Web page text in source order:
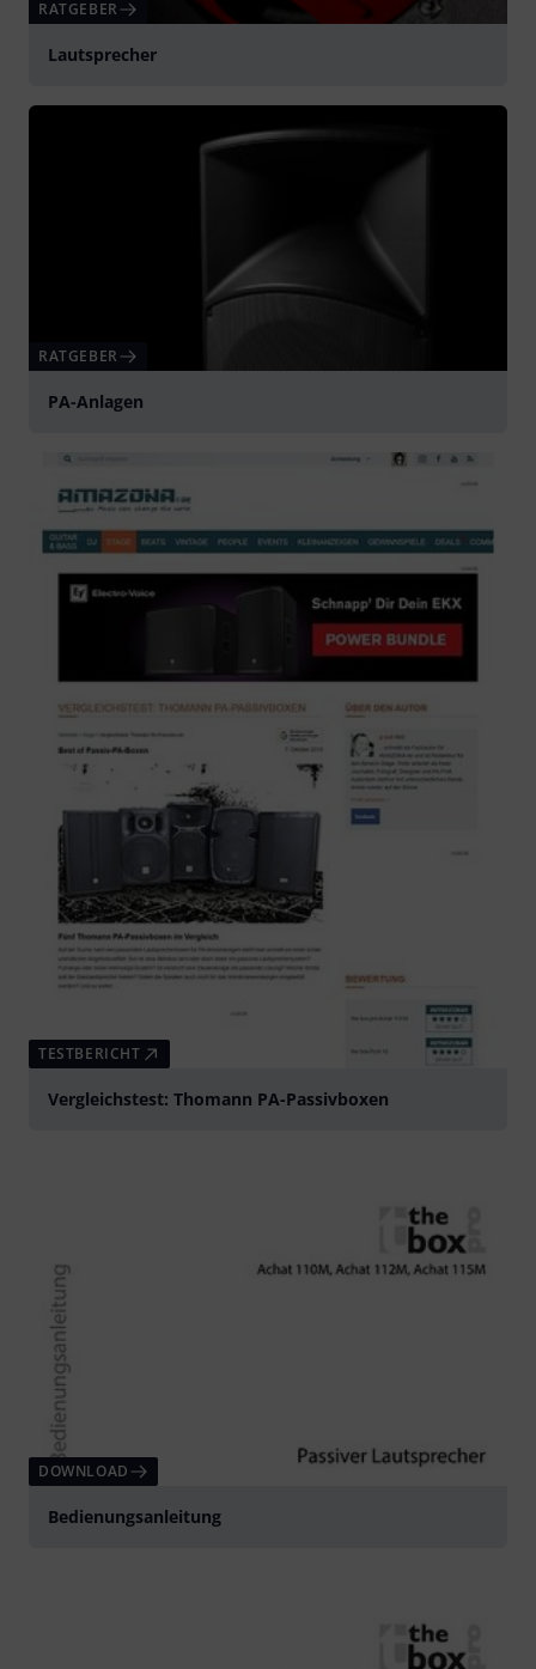
RATGEBER
Lautsprecher
RATGEBER
PA-Anlagen
TESTBERICHT
Vergleichstest: Thomann PA-Passivboxen
DOWNLOAD
Bedienungsanleitung